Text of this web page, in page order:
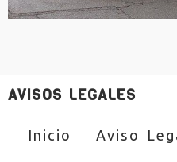
AVISOS LEGALES
Inicio Aviso